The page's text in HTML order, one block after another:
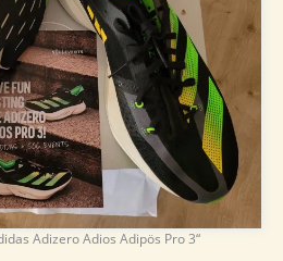
Adizero Adios Adipös Pro 3“